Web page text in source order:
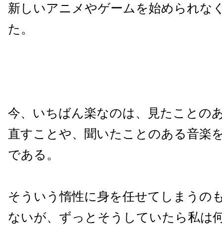
新しいアニメやゲームを始められな
た。
今、いちばん楽なのは、見たことの
直すことや、聞いたことのある音楽
である。
そういう惰性に身を任せてしまうの
ないが、ずっとそうしていたら私は